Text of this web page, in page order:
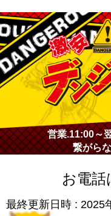
激安デリヘ
営業.11:00～
繋がら
お電
最終更新日時 : 2025